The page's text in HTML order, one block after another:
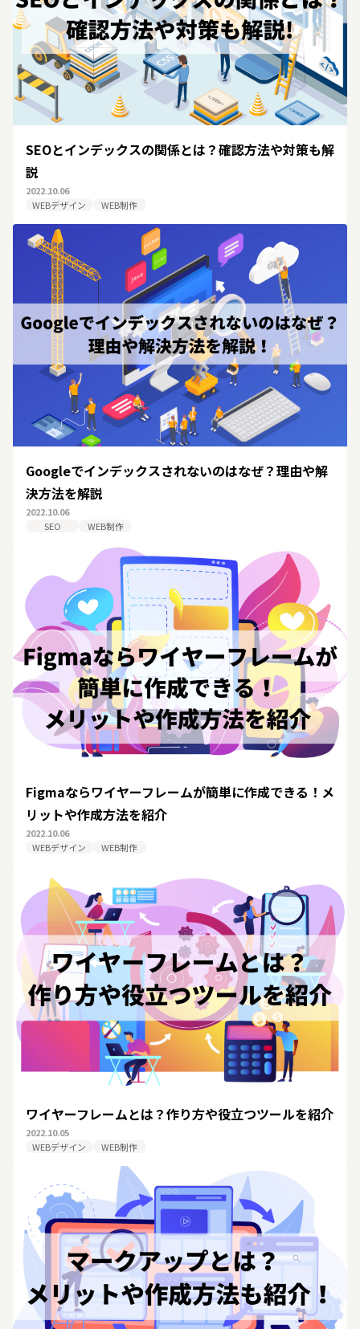
SEOとインデックスの関係とは？確認方法や対策も解
説
2022.10.06
WEBデザイン
WEB制作
Googleでインデックスされないのはなぜ？理由や解
決方法を解説
2022.10.06
SEO
WEB制作
Figmaならワイヤーフレームが簡単に作成できる！メ
リットや作成方法を紹介
2022.10.06
WEBデザイン
WEB制作
ワイヤーフレームとは？作り方や役立つツールを紹介
2022.10.05
WEBデザイン
WEB制作